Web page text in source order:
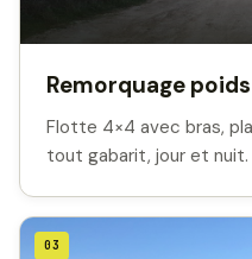
Remorquage
Flotte 4×4 avec bras,
tout gabarit, jour et nuit.
03